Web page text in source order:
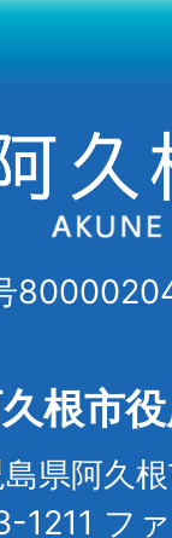
根市
県阿久
1211 フ